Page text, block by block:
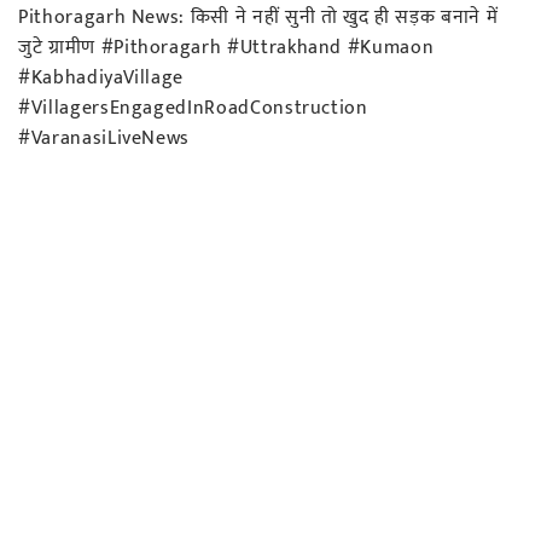
Pithoragarh News: किसी ने नहीं सुनी तो खुद ही सड़क बनाने में
जुटे ग्रामीण #Pithoragarh #Uttrakhand #Kumaon
#KabhadiyaVillage
#VillagersEngagedInRoadConstruction
#VaranasiLiveNews